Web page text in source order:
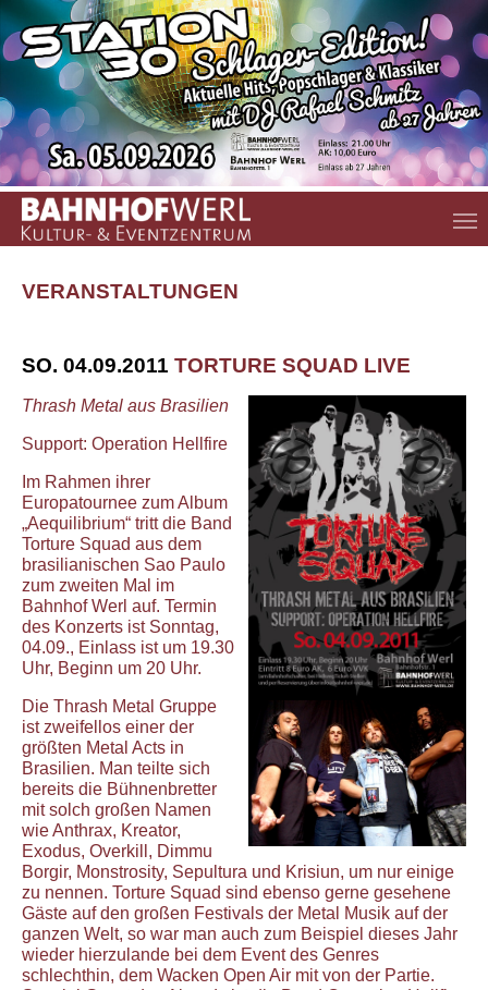
Zum Hauptinhalt springen
VERANSTALTUNGEN
SO. 04.09.2011 TORTURE SQUAD LIVE
Thrash Metal aus Brasilien
Support: Operation Hellfire
Im Rahmen ihrer
Europatournee zum Album
„Aequilibrium“ tritt die Band
Torture Squad aus dem
brasilianischen Sao Paulo
zum zweiten Mal im
Bahnhof Werl auf. Termin
des Konzerts ist Sonntag,
04.09., Einlass ist um 19.30
Uhr, Beginn um 20 Uhr.
Die Thrash Metal Gruppe
ist zweifellos einer der
größten Metal Acts in
Brasilien. Man teilte sich
bereits die Bühnenbretter
mit solch großen Namen
wie Anthrax, Kreator,
Exodus, Overkill, Dimmu
Borgir, Monstrosity, Sepultura und Krisiun, um nur einige
zu nennen. Torture Squad sind ebenso gerne gesehene
Gäste auf den großen Festivals der Metal Musik auf der
ganzen Welt, so war man auch zum Beispiel dieses Jahr
wieder hierzulande bei dem Event des Genres
schlechthin, dem Wacken Open Air mit von der Partie.